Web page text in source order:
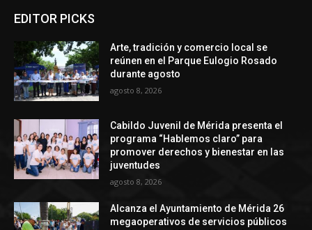
EDITOR PICKS
Arte, tradición y comercio local se
reúnen en el Parque Eulogio Rosado
durante agosto
agosto 8, 2026
Cabildo Juvenil de Mérida presenta el
programa “Hablemos claro” para
promover derechos y bienestar en las
juventudes
agosto 8, 2026
Alcanza el Ayuntamiento de Mérida 26
megaoperativos de servicios públicos